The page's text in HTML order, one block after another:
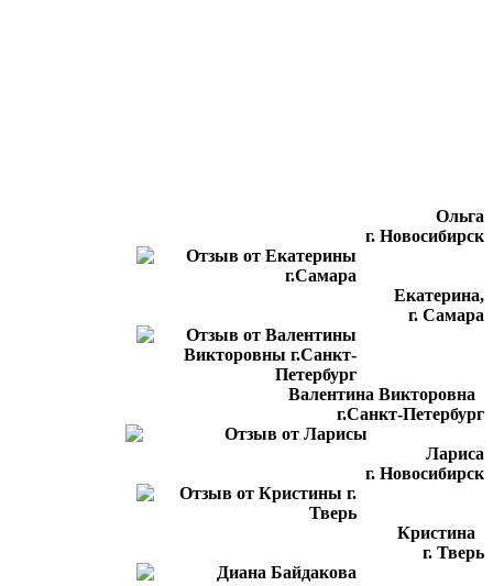
Ольга
г. Новосибирск
Екатерина,
г. Самара
Валентина Викторовна
г.Санкт-Петербург
Лариса
г. Новосибирск
Кристина
г. Тверь